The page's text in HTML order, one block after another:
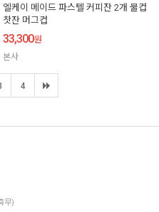
엘케이 메이드 파스텔 커피잔 2개 물컵
찻잔 머그컵
33,300원
본사
4
무)